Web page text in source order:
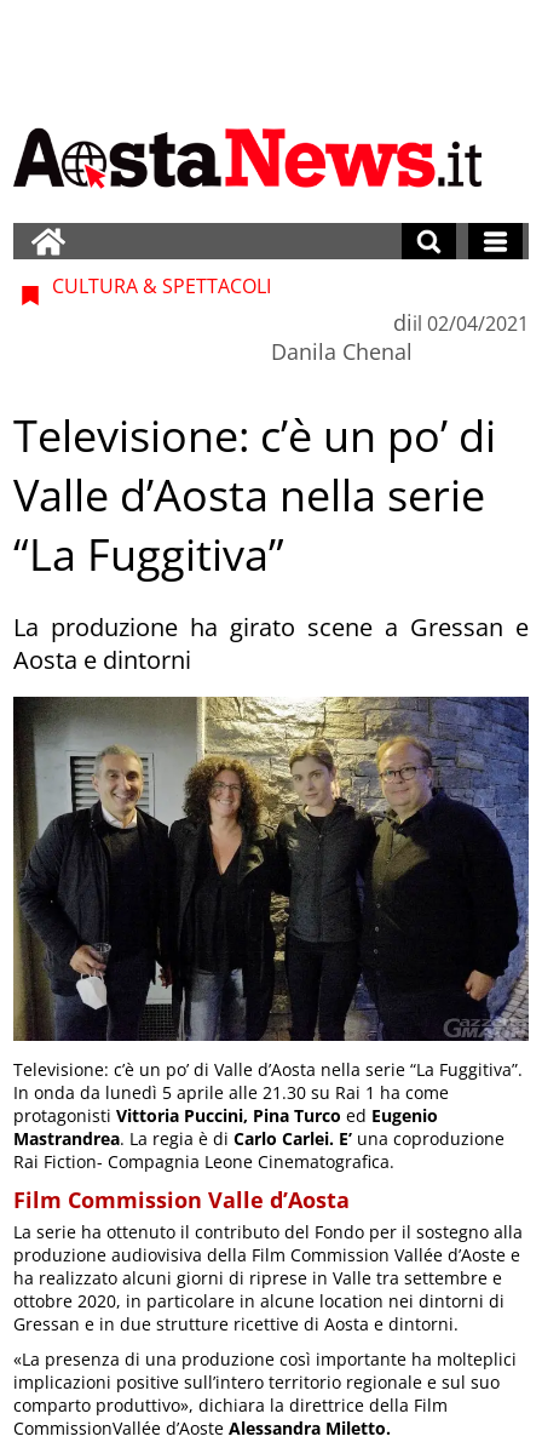
CULTURA & SPETTACOLI
di
Danila Chenal
il 02/04/2021
Televisione: c’è un po’ di
Valle d’Aosta nella serie
“La Fuggitiva”
La produzione ha girato scene a Gressan e
Aosta e dintorni
Televisione: c’è un po’ di Valle d’Aosta nella serie “La Fuggitiva”.
In onda da lunedì 5 aprile alle 21.30 su Rai 1 ha come
protagonistiVittoria Puccini, Pina Turco ed Eugenio
Mastrandrea. La regia è di Carlo Carlei. E’ una coproduzione
Rai Fiction- Compagnia Leone Cinematografica.
Film Commission Valle d’Aosta
La serie ha ottenuto il contributo del Fondo per il sostegno alla
produzione audiovisiva della Film Commission Vallée d’Aoste e
ha realizzato alcuni giorni di riprese in Valle tra settembre e
ottobre 2020, in particolare in alcune location nei dintorni di
Gressan e in due strutture ricettive di Aosta e dintorni.
«La presenza di una produzione così importante ha molteplici
implicazioni positive sull’intero territorio regionale e sul suo
comparto produttivo», dichiara la direttrice della Film
CommissionVallée d’AosteAlessandra Miletto.